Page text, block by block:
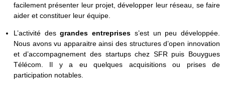
facilement présenter leur projet, développer leur réseau, se faire
aider et constituer leur équipe.
L’activité desgrandes entreprises s’est un peu développée.
Nous avons vu apparaitre ainsi des structures d’open innovation
et d’accompagnement des startups chez SFR puis Bouygues
Télécom. Il y a eu quelques acquisitions ou prises de
participation notables.